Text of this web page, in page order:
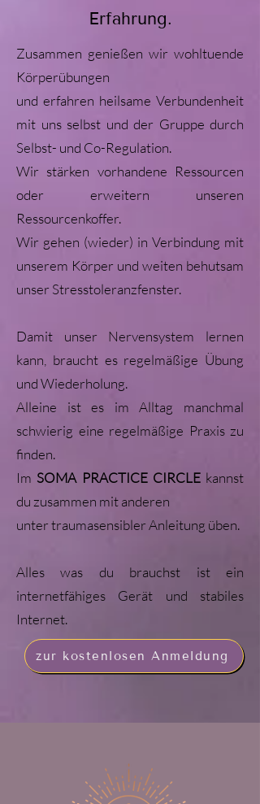
Erfahrung.
Zusammen genießen wir wohltuende
Körperübungen
und erfahren heilsame Verbundenheit
mit uns selbst und der Gruppe durch
Selbst- und Co-Regulation.
Wir stärken vorhandene Ressourcen
oder erweitern unseren
Ressourcenkoffer.
Wir gehen (wieder) in Verbindung mit
unserem Körper und weiten behutsam
unser Stresstoleranzfenster.
Damit unser Nervensystem lernen
kann, braucht es regelmäßige Übung
und Wiederholung.
Alleine ist es im Alltag manchmal
schwierig eine regelmäßige Praxis zu
finden.
Im SOMA PRACTICE CIRCLE kannst
du zusammen mit anderen
unter traumasensibler Anleitung üben.
Alles was du brauchst ist ein
internetfähiges Gerät und stabiles
Internet.
zur kostenlosen Anmeldung